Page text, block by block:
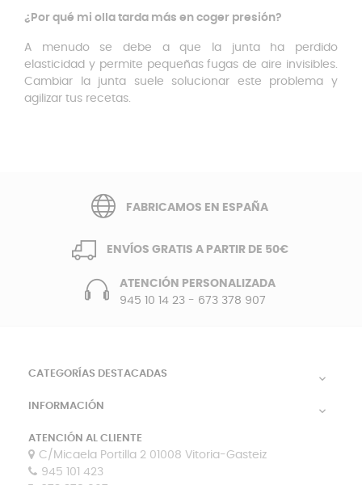
¿Por qué mi olla tarda más en coger presión?
A menudo se debe a que la junta ha perdido
elasticidad y permite pequeñas fugas de aire invisibles.
Cambiar la junta suele solucionar este problema y
agilizar tus recetas.
FABRICAMOS EN ESPAÑA
ENVÍOS GRATIS A PARTIR DE 50€
ATENCIÓN PERSONALIZADA
945 10 14 23- 673 378 907
CATEGORÍAS DESTACADAS 
INFORMACIÓN 
ATENCIÓN AL CLIENTE
C/Micaela Portilla 2 01008 Vitoria-Gasteiz
945 101 423